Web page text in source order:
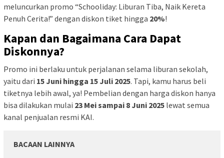
meluncurkan promo “Schooliday: Liburan Tiba, Naik Kereta
Penuh Cerita!” dengan diskon tiket hingga 20%!
Kapan dan Bagaimana Cara Dapat
Diskonnya?
Promo ini berlaku untuk perjalanan selama liburan sekolah,
yaitu dari 15 Juni hingga 15 Juli 2025. Tapi, kamu harus beli
tiketnya lebih awal, ya! Pembelian dengan harga diskon hanya
bisa dilakukan mulai 23 Mei sampai 8 Juni 2025 lewat semua
kanal penjualan resmi KAI.
BACAAN LAINNYA